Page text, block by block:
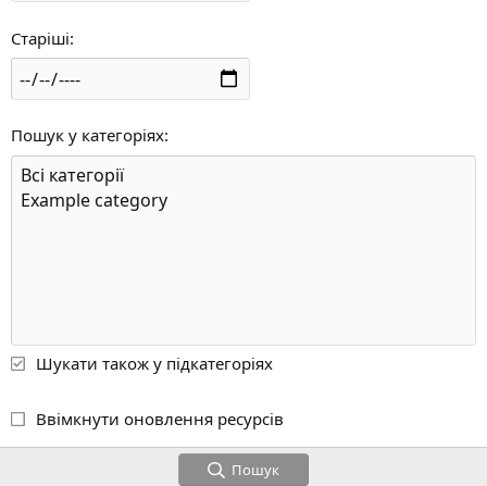
Старіші
Пошук у категоріях
Шукати також у підкатегоріях
Ввімкнути оновлення ресурсів
Пошук